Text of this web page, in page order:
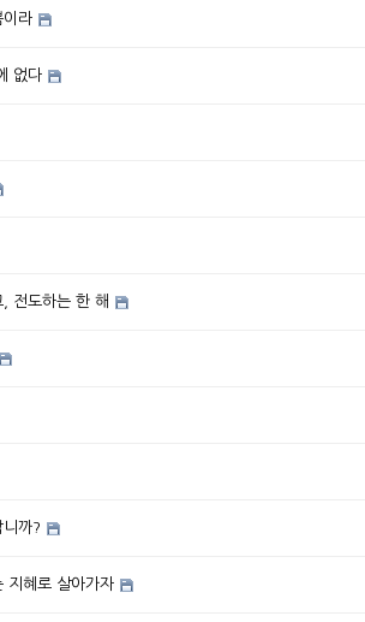
이라
없다
전도하는 한 해
까?
지혜로 살아가자